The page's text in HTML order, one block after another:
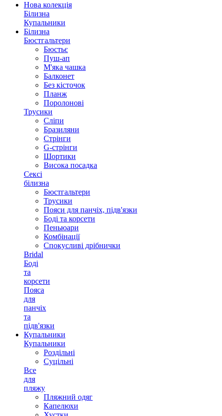
Нова колекція
Білизна
Купальники
Білизна
Бюстгальтери
Бюстьє
Пуш-ап
М'яка чашка
Балконет
Без кісточок
Планж
Поролонові
Трусики
Сліпи
Бразиляни
Стрінги
G-стрінги
Шортики
Висока посадка
Сексі
білизна
Бюстгальтери
Трусики
Пояси для панчіх, підв'язки
Боді та корсети
Пеньюари
Комбінації
Спокусливі дрібнички
Bridal
Боді
та
корсети
Пояса
для
панчіх
та
підв'язки
Купальники
Купальники
Роздільні
Суцільні
Все
для
пляжу
Пляжний одяг
Капелюхи